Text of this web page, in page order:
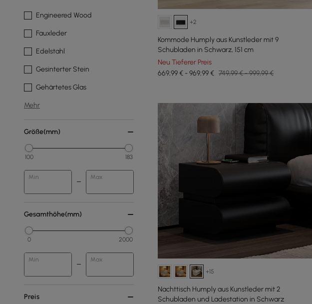
Engineered Wood
Fauxleder
Edelstahl
Gesinterter Stein
Gehärtetes Glas
Mehr
Größe(mm)
100 183
Min Max
Gesamthöhe(mm)
0 2000
Min Max
Preis
+2
Kommode Humply aus Kunstleder mit 9
Schubladen in Schwarz, 151 cm
Neu Tieferer Preis
669,99 € - 969,99 € 749,99 € - 999,99 €
+15
Nachttisch Humply aus Kunstleder mit 2
Schubladen und Ladestation in Schwarz